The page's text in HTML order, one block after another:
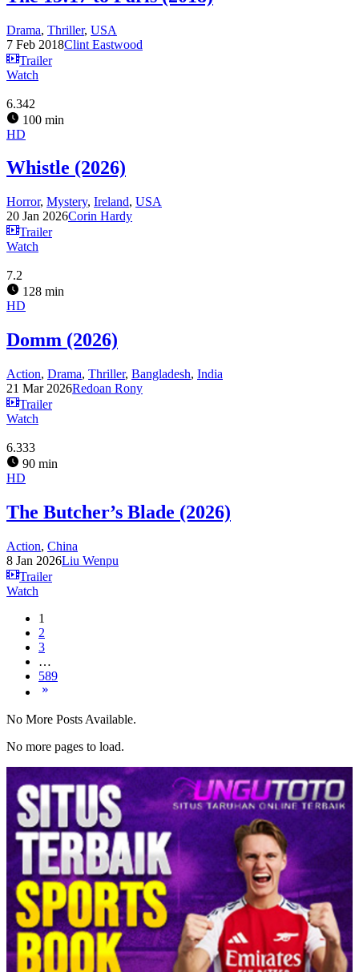
Drama, Thriller, USA
7 Feb 2018Clint Eastwood
Trailer
Watch
6.342
100 min
HD
Whistle (2026)
Horror, Mystery, Ireland, USA
20 Jan 2026Corin Hardy
Trailer
Watch
7.2
128 min
HD
Domm (2026)
Action, Drama, Thriller, Bangladesh, India
21 Mar 2026Redoan Rony
Trailer
Watch
6.333
90 min
HD
The Butcher’s Blade (2026)
Action, China
8 Jan 2026Liu Wenpu
Trailer
Watch
1
2
3
…
589
No More Posts Available.
No more pages to load.